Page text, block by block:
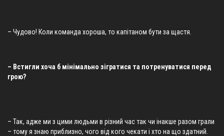
– Чудово! Коли команда хороша, то капітаном бути за щастя.
– Встигли хоча б мінімально зігратися та потренуватися перед
грою?
– Так, адже ми з цими людьми в різний час так чи інакше разом грали
– тому я знаю приблизно, чого від кого чекати і хто на що здатний.